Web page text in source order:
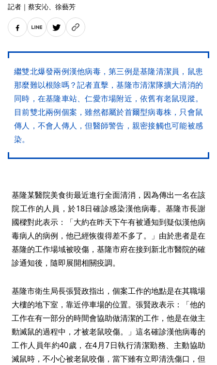
記者 ｜ 蔡安沁、徐藝芳
繼雙北爆發兩例漢他病毒，第三例是基隆清潔員，鼠患
那麼難以根除嗎？記者直擊，基隆市清潔隊擴大清消的
同時，在基隆車站、仁愛市場附近，依舊有老鼠現蹤。
目前雙北兩例個案，雖然都屬於首爾型病毒株，只會鼠
傳人，不會人傳人，但醫師警告，親密接觸也可能被感
染。
基隆某醫院美食街最近進行全面清消，因為傳出一名在該
院工作的人員，於18日確診感染漢他病毒。基隆市長謝
國樑對此表示：「大約在昨天下午有被通知到疑似漢他病
毒病人的病例，他已經恢復得差不多了。」由於患者是在
基隆的工作場域被咬傷，基隆市府在接到新北市醫院的確
診通知後，隨即展開相關疫調。
基隆市衛生局長張賢政指出，個案工作的地點是在其職場
大樓的地下室，靠近停車場的位置。張賢政表示：「他的
工作在有一部分的時間會協助做清潔的工作，他是在做主
動滅鼠的過程中，才被老鼠咬傷。」這名確診漢他病毒的
工作人員年約40歲，在4月7日執行清潔勤務、主動協助
滅鼠時，不小心被老鼠咬傷，當下雖有立即清洗傷口，但